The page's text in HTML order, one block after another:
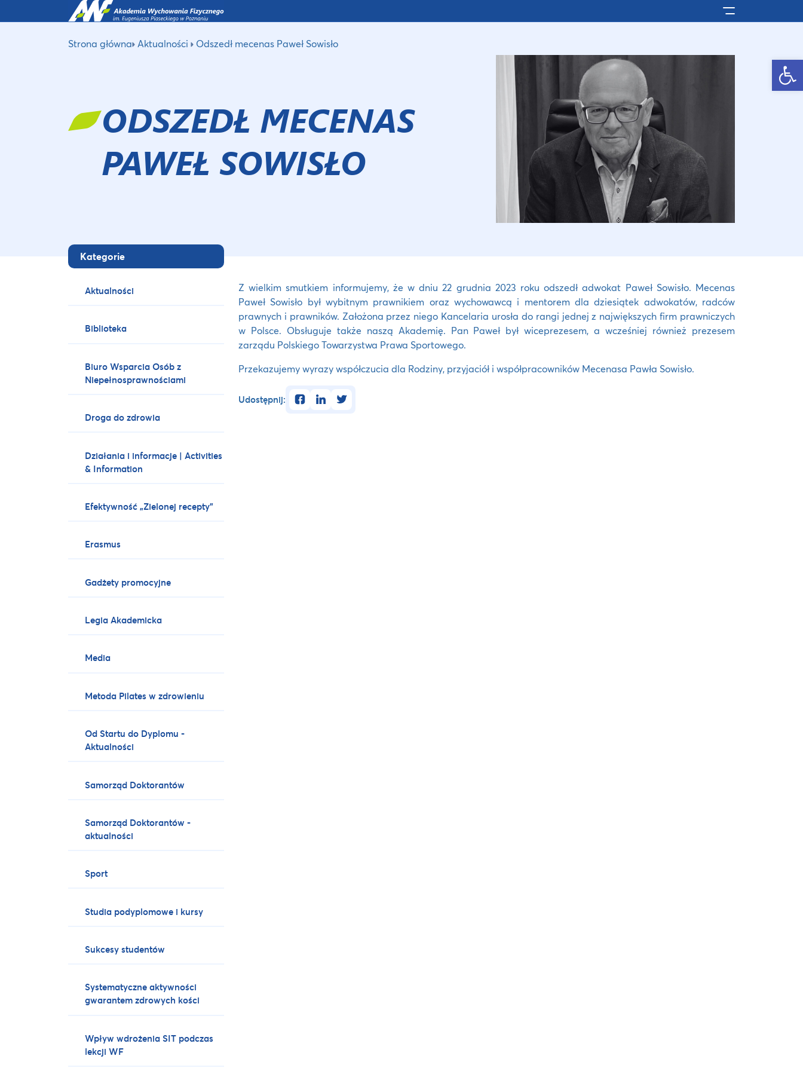
Otwórz pasek narzędzi
Pokaż/ukryj
Strona główna Aktualności Odszedł mecenas Paweł Sowisło
ODSZEDŁ MECENAS
PAWEŁ SOWISŁO
Kategorie
Aktualności
Biblioteka
Biuro Wsparcia Osób z
Niepełnosprawnościami
Droga do zdrowia
Działania i informacje | Activities
& Information
Efektywność „Zielonej recepty”
Erasmus
Gadżety promocyjne
Legia Akademicka
Media
Metoda Pilates w zdrowieniu
Od Startu do Dyplomu -
Aktualności
Samorząd Doktorantów
Samorząd Doktorantów -
aktualności
Sport
Studia podyplomowe i kursy
Sukcesy studentów
Systematyczne aktywności
gwarantem zdrowych kości
Wpływ wdrożenia SIT podczas
lekcji WF
Z wielkim smutkiem informujemy, że w dniu 22 grudnia 2023 roku odszedł adwokat Paweł Sowisło. Mecenas
Paweł Sowisło był wybitnym prawnikiem oraz wychowawcą i mentorem dla dziesiątek adwokatów, radców
prawnych i prawników. Założona przez niego Kancelaria urosła do rangi jednej z największych firm prawniczych
w Polsce. Obsługuje także naszą Akademię. Pan Paweł był wiceprezesem, a wcześniej również prezesem
zarządu Polskiego Towarzystwa Prawa Sportowego.
Przekazujemy wyrazy współczucia dla Rodziny, przyjaciół i współpracowników Mecenasa Pawła Sowisło.
Udostępnij: facebooklinkedintwitter